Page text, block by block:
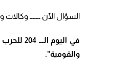
السؤال الآن ـــــــ وكالات
في
والقومية”.